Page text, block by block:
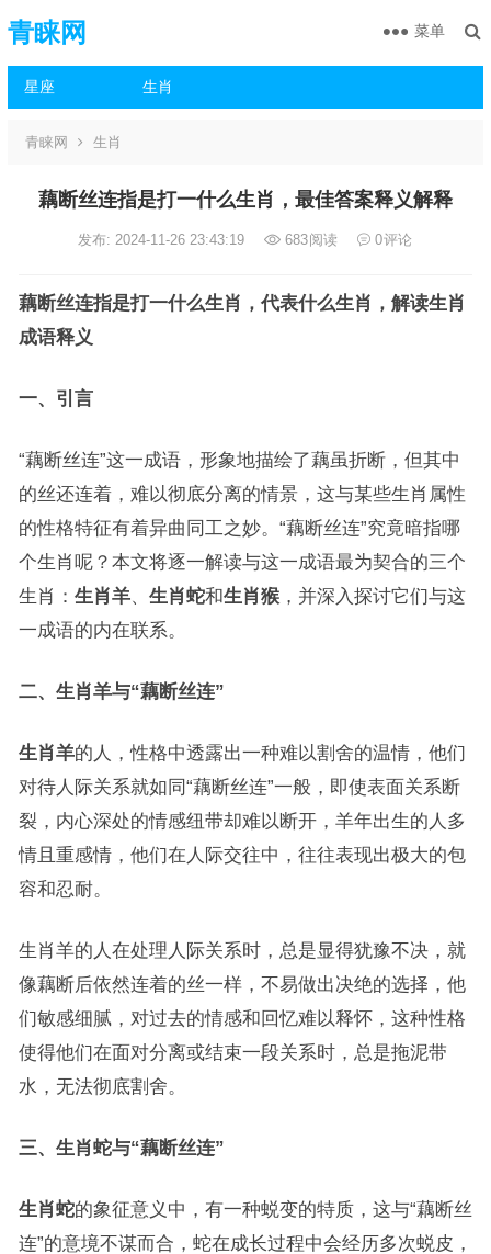
青睐网
星座 生肖
菜单
青睐网 生肖
藕断丝连指是打一什么生肖，最佳答案释义解释
发布: 2024-11-26 23:43:19 683阅读 0评论
藕断丝连指是打一什么生肖，代表什么生肖，解读生肖
成语释义
一、引言
“藕断丝连”这一成语，形象地描绘了藕虽折断，但其中
的丝还连着，难以彻底分离的情景，这与某些生肖属性
的性格特征有着异曲同工之妙。“藕断丝连”究竟暗指哪
个生肖呢？本文将逐一解读与这一成语最为契合的三个
生肖： 生肖羊、 生肖蛇和生肖猴，并深入探讨它们与这
一成语的内在联系。
二、生肖羊与“藕断丝连”
生肖羊的人，性格中透露出一种难以割舍的温情，他们
对待人际关系就如同“藕断丝连”一般，即使表面关系断
裂，内心深处的情感纽带却难以断开，羊年出生的人多
情且重感情，他们在人际交往中，往往表现出极大的包
容和忍耐。
生肖羊的人在处理人际关系时，总是显得犹豫不决，就
像藕断后依然连着的丝一样，不易做出决绝的选择，他
们敏感细腻，对过去的情感和回忆难以释怀，这种性格
使得他们在面对分离或结束一段关系时，总是拖泥带
水，无法彻底割舍。
三、生肖蛇与“藕断丝连”
生肖蛇的象征意义中，有一种蜕变的特质，这与“藕断丝
连”的意境不谋而合，蛇在成长过程中会经历多次蜕皮，